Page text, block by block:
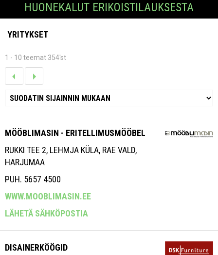
HUONEKALUT ERIKOISTILAUKSESTA
YRITYKSET
1 - 10 teemat 354'st
MÖÖBLIMASIN - ERITELLIMUSMÖÖBEL
RUKKI TEE 2, LEHMJA KÜLA, RAE VALD,
HARJUMAA
PUH. 5657 4500
WWW.MOOBLIMASIN.EE
LÄHETÄ SÄHKÖPOSTIA
DISAINERKÖÖGID